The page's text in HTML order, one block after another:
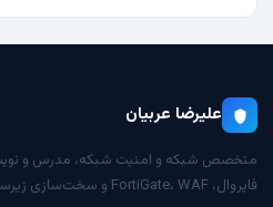
علیرضا عربیان
متخصص شبکه و امنیت شبکه، مدرس و
فایروال، FortiGate، WAF و سخت‌سازی زیرساخت.